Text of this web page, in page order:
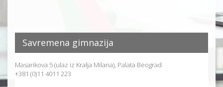
Savremena gimnazija
Masarikova 5 (ulaz iz Kralja Milana), Palata Beograd
+381 (0)11 4011 223